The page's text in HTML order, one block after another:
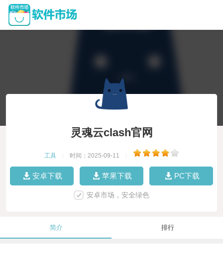
灵魂云clash官网
工具 时间：2025-09-11
安卓下载 苹果下载 PC下载
安卓市场，安全绿色
简介 排行